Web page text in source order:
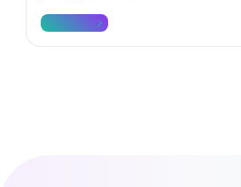
e atualize a fiscalização.
Ver mais